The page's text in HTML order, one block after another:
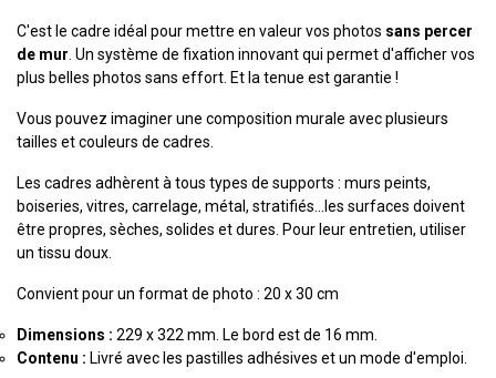
C'est le cadre idéal pour mettre en valeur vos photos sans percer
de mur . Un système de fixation innovant qui permet d'afficher vos
plus belles photos sans effort. Et la tenue est garantie !
Vous pouvez imaginer une composition murale avec plusieurs
tailles et couleurs de cadres.
Les cadres adhèrent à tous types de supports : murs peints,
boiseries, vitres, carrelage, métal, stratifiés...les surfaces doivent
être propres, sèches, solides et dures. Pour leur entretien, utiliser
un tissu doux.
Convient pour un format de photo : 20 x 30 cm
Dimensions : 229 x 322 mm. Le bord est de 16 mm.
Contenu : Livré avec les pastilles adhésives et un mode d'emploi.